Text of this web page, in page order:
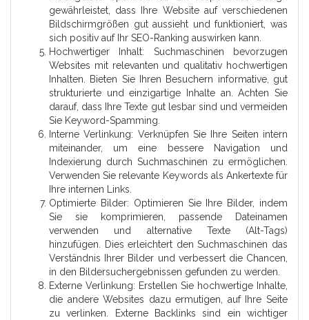
gewährleistet, dass Ihre Website auf verschiedenen
Bildschirmgrößen gut aussieht und funktioniert, was
sich positiv auf Ihr SEO-Ranking auswirken kann.
Hochwertiger Inhalt: Suchmaschinen bevorzugen
Websites mit relevanten und qualitativ hochwertigen
Inhalten. Bieten Sie Ihren Besuchern informative, gut
strukturierte und einzigartige Inhalte an. Achten Sie
darauf, dass Ihre Texte gut lesbar sind und vermeiden
Sie Keyword-Spamming.
Interne Verlinkung: Verknüpfen Sie Ihre Seiten intern
miteinander, um eine bessere Navigation und
Indexierung durch Suchmaschinen zu ermöglichen.
Verwenden Sie relevante Keywords als Ankertexte für
Ihre internen Links.
Optimierte Bilder: Optimieren Sie Ihre Bilder, indem
Sie sie komprimieren, passende Dateinamen
verwenden und alternative Texte (Alt-Tags)
hinzufügen. Dies erleichtert den Suchmaschinen das
Verständnis Ihrer Bilder und verbessert die Chancen,
in den Bildersuchergebnissen gefunden zu werden.
Externe Verlinkung: Erstellen Sie hochwertige Inhalte,
die andere Websites dazu ermutigen, auf Ihre Seite
zu verlinken. Externe Backlinks sind ein wichtiger